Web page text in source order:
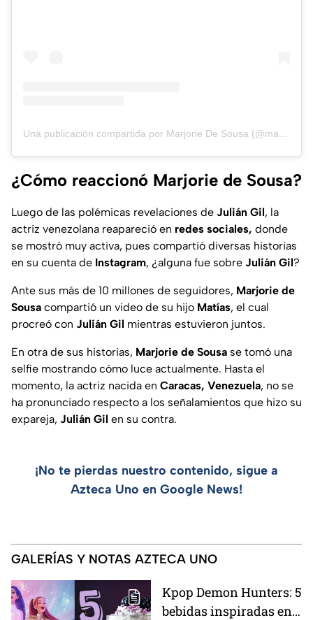
¿Cómo reaccionó Marjorie de Sousa?
Luego de las polémicas revelaciones de Julián Gil, la
actriz venezolana reapareció en redes sociales, donde
se mostró muy activa, pues compartió diversas historias
en su cuenta de Instagram, ¿alguna fue sobre Julián Gil?
Ante sus más de 10 millones de seguidores, Marjorie de
Sousa compartió un video de su hijo Matías, el cual
procreó con Julián Gil mientras estuvieron juntos.
En otra de sus historias, Marjorie de Sousa se tomó una
selfie mostrando cómo luce actualmente. Hasta el
momento, la actriz nacida en Caracas, Venezuela, no se
ha pronunciado respecto a los señalamientos que hizo su
expareja, Julián Gil en su contra.
¡No te pierdas nuestro contenido, sigue a
Azteca Uno en Google News!
GALERÍAS Y NOTAS AZTECA UNO
Kpop Demon Hunters: 5
bebidas inspiradas en